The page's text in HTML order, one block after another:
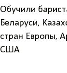
Обучили
Беларуси,
стран Европы,
США